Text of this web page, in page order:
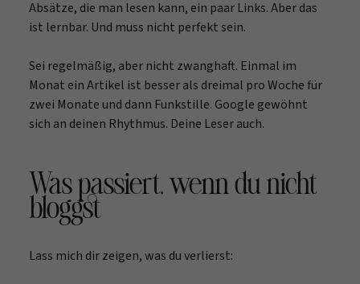
Absätze, die man lesen kann, ein paar Links. Aber das
ist lernbar. Und muss nicht perfekt sein.
Sei regelmäßig, aber nicht zwanghaft. Einmal im
Monat ein Artikel ist besser als dreimal pro Woche für
zwei Monate und dann Funkstille. Google gewöhnt
sich an deinen Rhythmus. Deine Leser auch.
Was passiert, wenn du nicht
bloggst
Lass mich dir zeigen, was du verlierst: